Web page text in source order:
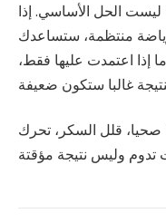
ليست الحل الأساسي. إذا
منتظمة، ستساعدك
إذا اعتمدت عليها فقط،
صحيا، قلل السكر، تحرك